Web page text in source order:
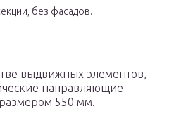
без фасадов.
выдвижных элементов,
направляющие
550 мм.